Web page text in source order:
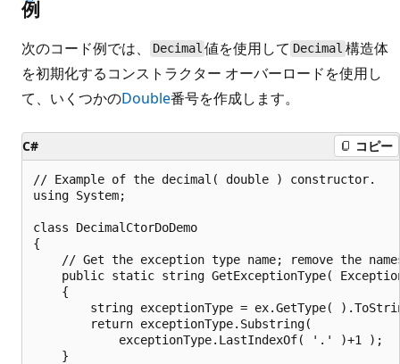
例
次のコード例では、 Decimal 値を使用して Decimal 構造体
を初期化するコンストラクター オーバーロードを使用し
て、いくつかのDouble番号を作成します。
C# コピー
// Example of the decimal( double ) constructor.
using System;
class DecimalCtorDoDemo
{
// Get the exception type name; remove the
public static string GetExceptionType(
    {
string exceptionType = ex.GetType(
        return exceptionType.Substring(
            exceptionType.LastIndexOf( '.' )+1 );
    }